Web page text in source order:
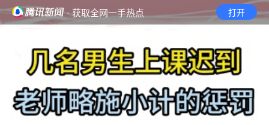
· 获取全网一手热点 打开